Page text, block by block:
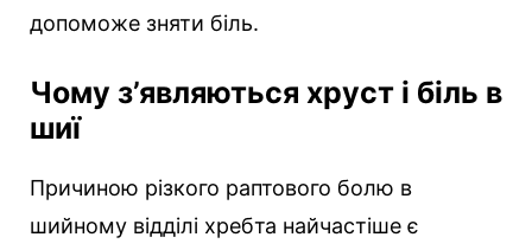
допоможе зняти біль.
Чому з’являються хруст і біль в
шиї
Причиною різкого раптового болю в
шийному відділі хребта найчастіше є